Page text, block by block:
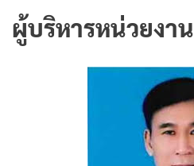
ผู้บริหารหน่วยงาน